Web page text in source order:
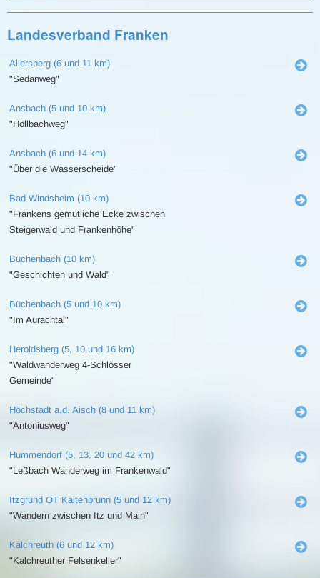
Landesverband Franken
Allersberg (6 und 11 km)
"Sedanweg"
Ansbach (5 und 10 km)
"Höllbachweg"
Ansbach (6 und 14 km)
"Über die Wasserscheide"
Bad Windsheim (10 km)
"Frankens gemütliche Ecke zwischen
Steigerwald und Frankenhöhe"
Büchenbach (10 km)
"Geschichten und Wald"
Büchenbach (5 und 10 km)
"Im Aurachtal"
Heroldsberg (5, 10 und 16 km)
"Waldwanderweg 4-Schlösser
Gemeinde"
Höchstadt a.d. Aisch (8 und 11 km)
"Antoniusweg"
Hummendorf (5, 13, 20 und 42 km)
"Leßbach Wanderweg im Frankenwald"
Itzgrund OT Kaltenbrunn (5 und 12 km)
"Wandern zwischen Itz und Main"
Kalchreuth (6 und 12 km)
"Kalchreuther Felsenkeller"